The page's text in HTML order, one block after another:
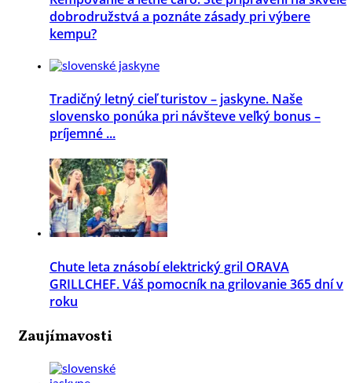
dobrodružstvá a poznáte zásady pri výbere
kempu?
Tradičný letný cieľ turistov – jaskyne. Naše
slovensko ponúka pri návšteve veľký bonus –
príjemné ...
Chute leta znásobí elektrický gril ORAVA
GRILLCHEF. Váš pomocník na grilovanie 365 dní v
roku
Zaujímavosti